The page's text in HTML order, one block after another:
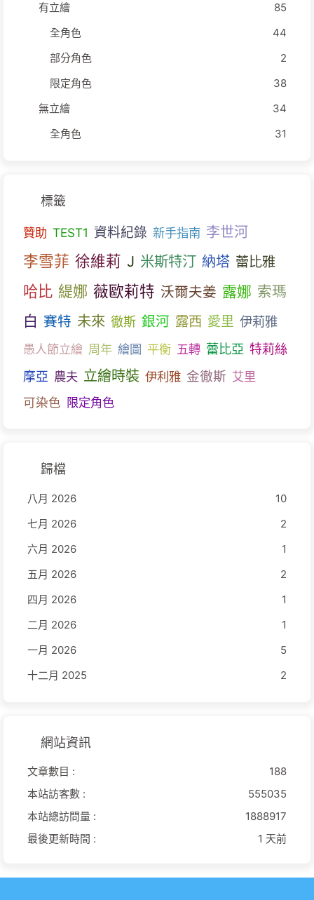
有立繪
85
全角色
44
部分角色
2
限定角色
38
無立繪
34
全角色
31
標籤
贊助 TEST1 資料紀錄 新手指南 李世河
李雪菲 徐維莉 J 米斯特汀 納塔 蕾比雅
哈比 緹娜 薇歐莉特 沃爾夫姜 露娜 索瑪
白 賽特 未來 徹斯 銀河 露西 愛里 伊莉雅
愚人節立繪 周年 繪圖 平衡 五轉 蕾比亞 特莉絲
摩亞 農夫 立繪時裝 伊利雅 金徹斯 艾里
可染色 限定角色
歸檔
八月 2026
10
七月 2026
2
六月 2026
1
五月 2026
2
四月 2026
1
二月 2026
1
一月 2026
5
十二月 2025
2
網站資訊
文章數目 :
188
本站訪客數 :
555035
本站總訪問量 :
1888917
最後更新時間 :
1 天前